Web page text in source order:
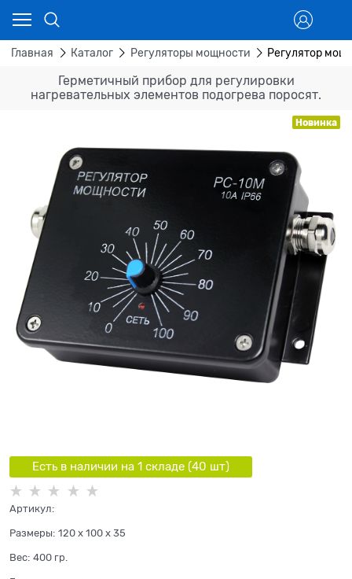
Главная Каталог Регуляторы мощности Регулятор
Герметичный прибор для регулировки
нагревательных элементов подогрева поросят.
Новинка
Есть в наличии на 1 складe (40 шт)
Артикул:
Размеры: 120 x 100 x 35
Вес: 400 гр.